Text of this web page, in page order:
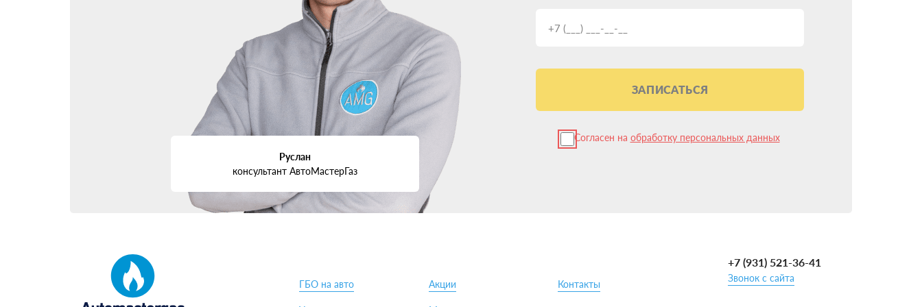
Настройка и проверка работы на разных режимах.
Оформление ГБО в ГИБДД. Зачастую сервисы предоставляют полный комплект документов.
Щадящая обкатка и регулярное ТО по графику. Доверьтесь профессионалам и следуйте их рекомендациям — и переход на газ пройдет гладко.
Куда установить баллон в Acura RDX?
Один из ключевых моментов — где разместить баллон, чтобы не занимал полезное пространство? Оптимальные варианты:
Тороидальный баллон вместо запасного колеса. Компактно и незаметно, но подходит не для всех моделей.
Цилиндр в багажнике. Классическое решение, обеспечивающее хороший запас хода. Но часть багажника придется освободить.
Баллоны под днищем. Вариант для внедорожников и коммерческого транспорта. Нужна качественная защита от повреждений. Где конкретно установить баллон в
вашем Acura RDX, подскажут мастера после осмотра авто.
Чек-лист по выбору центра установки ГБО в Перми
Проверьте наличие сертификатов от производителей ГБО и страховки на случай форс-мажоров.
Уточните гарантийные обязательства и скорость устранения возможных проблем.
Почитайте реальные отзывы на независимых площадках. Они дадут объективное представление.
Выясните, поможет ли сервис с оформлением документов на ГБО и возьмет ли бумажную работу на себя. Тщательный подход к выбору установщика ГБО гарантирует
Руслан
консультант АвтоМастерГаз
ЗАПИСАТЬСЯ
Согласен на обработку персональных данных
ГБО на авто Акции Контакты
+7 (931) 521-36-41
Звонок с сайта